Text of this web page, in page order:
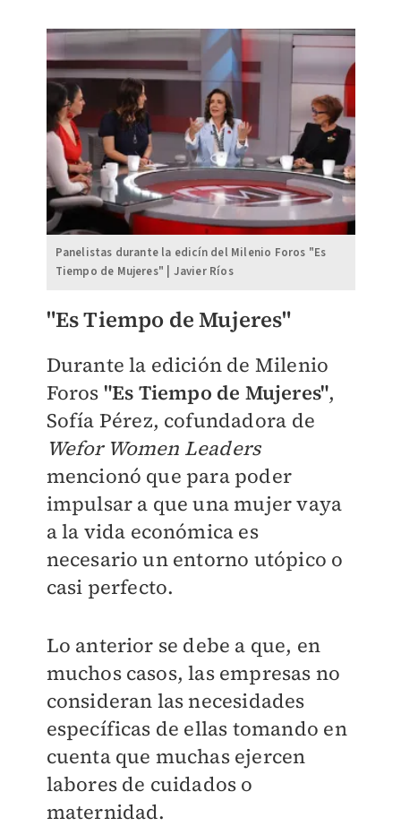
Panelistas durante la edicín del Milenio Foros "Es
Tiempo de Mujeres" | Javier Ríos
"Es Tiempo de Mujeres"
Durante la edición de Milenio
Foros "Es Tiempo de Mujeres",
Sofía Pérez, cofundadora de
Wefor Women Leaders
mencionó que para poder
impulsar a que una mujer vaya
a la vida económica es
necesario un entorno utópico o
casi perfecto.
Lo anterior se debe a que, en
muchos casos, las empresas no
consideran las necesidades
específicas de ellas tomando en
cuenta que muchas ejercen
labores de cuidados o
maternidad.